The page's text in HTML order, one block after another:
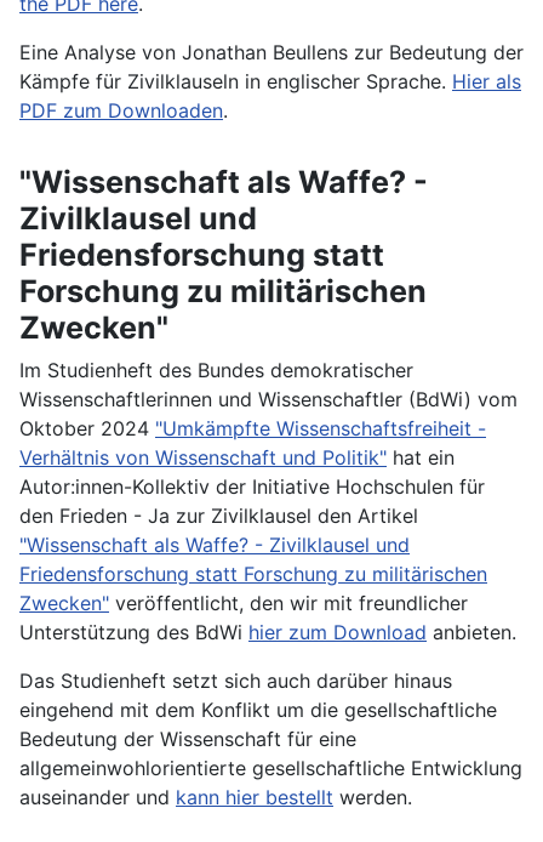
Eine Analyse von Jonathan Beullens zur Bedeutung der
Kämpfe für Zivilklauseln in englischer Sprache. Hier als
PDF zum Downloaden.
"Wissenschaft als Waffe? -
Zivilklausel und
Friedensforschung statt
Forschung zu militärischen
Zwecken"
Im Studienheft des Bundes demokratischer
Wissenschaftlerinnen und Wissenschaftler (BdWi) vom
Oktober 2024 "Umkämpfte Wissenschaftsfreiheit -
Verhältnis von Wissenschaft und Politik" hat ein
Autor:innen-Kollektiv der Initiative Hochschulen für
den Frieden - Ja zur Zivilklausel den Artikel
"Wissenschaft als Waffe? - Zivilklausel und
Friedensforschung statt Forschung zu militärischen
Zwecken" veröffentlicht, den wir mit freundlicher
Unterstützung des BdWi hier zum Download anbieten.
Das Studienheft setzt sich auch darüber hinaus
eingehend mit dem Konflikt um die gesellschaftliche
Bedeutung der Wissenschaft für eine
allgemeinwohlorientierte gesellschaftliche Entwicklung
auseinander und kann hier bestellt werden.